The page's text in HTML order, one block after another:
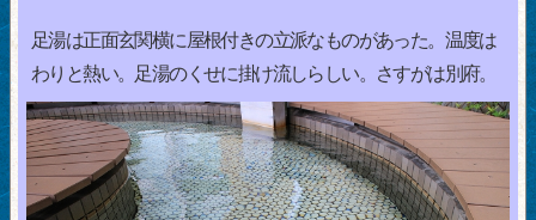
足湯は正面玄関横に屋根付きの立派なものがあった。温度は
わりと熱い。足湯のくせに掛け流しらしい。さすがは別府。